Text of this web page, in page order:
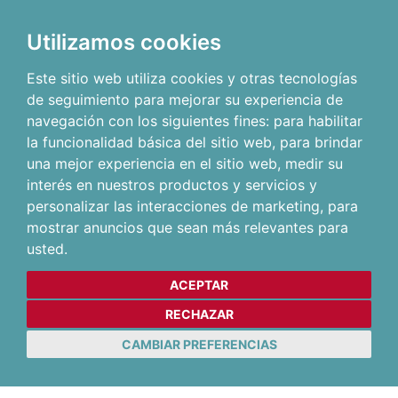
Utilizamos cookies
Este sitio web utiliza cookies y otras tecnologías
de seguimiento para mejorar su experiencia de
navegación con los siguientes fines: para habilitar
la funcionalidad básica del sitio web, para brindar
una mejor experiencia en el sitio web, medir su
interés en nuestros productos y servicios y
personalizar las interacciones de marketing, para
mostrar anuncios que sean más relevantes para
usted.
ACEPTAR
RECHAZAR
CAMBIAR PREFERENCIAS